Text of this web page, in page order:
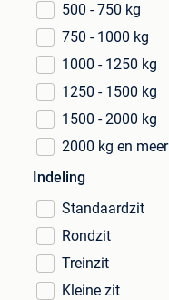
500 - 750 kg
750 - 1000 kg
1000 - 1250 kg
1250 - 1500 kg
1500 - 2000 kg
2000 kg en meer
Indeling
Standaardzit
Rondzit
Treinzit
Kleine zit